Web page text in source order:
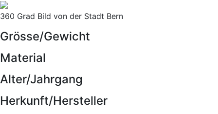
360 Grad Bild von der Stadt Bern
Grösse/Gewicht
Material
Alter/Jahrgang
Herkunft/Hersteller